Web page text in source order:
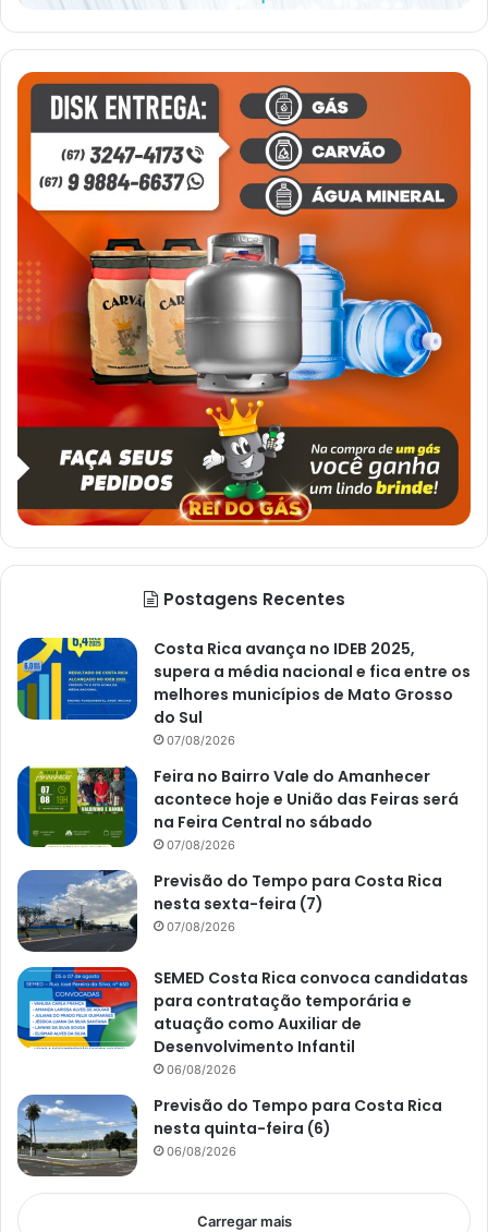
Postagens Recentes
Costa Rica avança no IDEB 2025,
supera a média nacional e fica entre os
melhores municípios de Mato Grosso
do Sul
07/08/2026
Feira no Bairro Vale do Amanhecer
acontece hoje e União das Feiras será
na Feira Central no sábado
07/08/2026
Previsão do Tempo para Costa Rica
nesta sexta-feira (7)
07/08/2026
SEMED Costa Rica convoca candidatas
para contratação temporária e
atuação como Auxiliar de
Desenvolvimento Infantil
06/08/2026
Previsão do Tempo para Costa Rica
nesta quinta-feira (6)
06/08/2026
Carregar mais